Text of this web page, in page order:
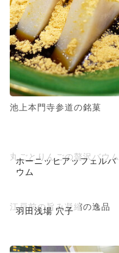
池上本門寺参道の銘菓
ホーニッヒアッフェルバ
ウム
丸ごとりんごの贅沢バウム
羽田浅場 穴子
江戸前の旨み凝縮の逸品